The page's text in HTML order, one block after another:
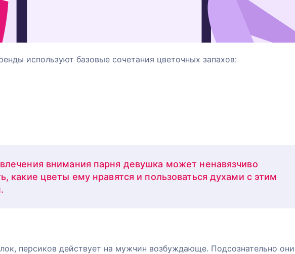
используют базовые сочетания цветочных запахов:
внимания парня девушка может ненавязчиво
какие цветы ему нравятся и пользоваться духами с этим
персиков действует на мужчин возбуждающе. Подсознательно они